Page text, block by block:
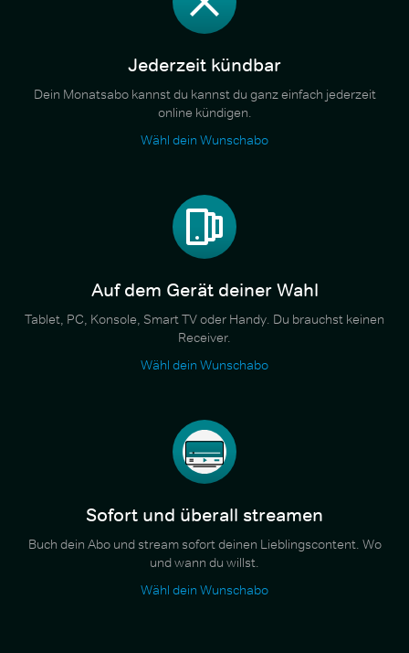
Jederzeit kündbar
Dein Monatsabo kannst du kannst du ganz einfach jederzeit
online kündigen.
Wähl dein Wunschabo
Auf dem Gerät deiner Wahl
Tablet, PC, Konsole, Smart TV oder Handy. Du brauchst keinen
Receiver.
Wähl dein Wunschabo
Sofort und überall streamen
Buch dein Abo und stream sofort deinen Lieblingscontent. Wo
und wann du willst.
Wähl dein Wunschabo